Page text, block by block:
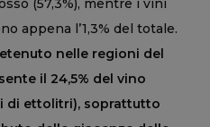
(57,3%), mentre i vini
appena l’1,3% del totale.
nelle regioni del
il 24,5% del vino
di ettolitri), soprattutto